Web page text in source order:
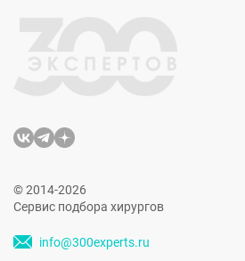
© 2014-2026
Сервис подбора хирургов
info@300experts.ru